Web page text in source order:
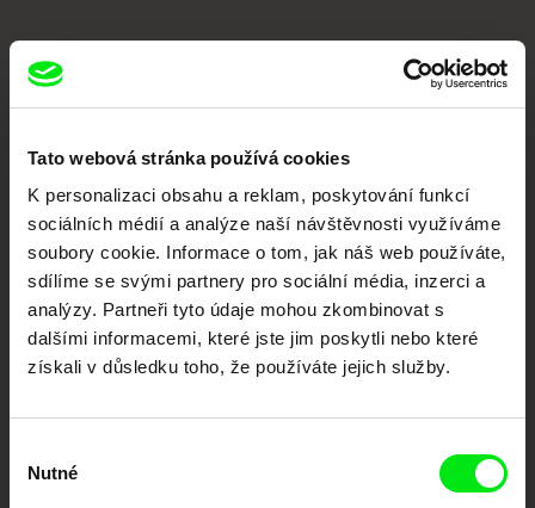
Tato webová stránka používá cookies
K personalizaci obsahu a reklam, poskytování funkcí
sociálních médií a analýze naší návštěvnosti využíváme
soubory cookie. Informace o tom, jak náš web používáte,
sdílíme se svými partnery pro sociální média, inzerci a
analýzy. Partneři tyto údaje mohou zkombinovat s
dalšími informacemi, které jste jim poskytli nebo které
získali v důsledku toho, že používáte jejich služby.
souhlasu
Nutné
festivalů dokumentárního filmu sdružených do Doc Alliance. Naším cílem je
posouvat hranice dokumentárního filmu, propagovat jeho rozmanitost a
podporovat kvalitní autorské filmy.
CPH:DOX Doclisboa
Millennium Docs
DOK Leipzig